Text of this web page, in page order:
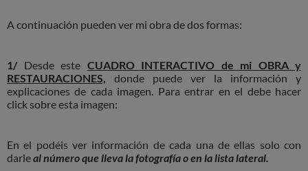
A continuación pueden ver mi obra de dos formas:
1/ Desde este CUADRO INTERACTIVO de mi OBRA y
RESTAURACIONES, donde puede ver la información y
explicaciones de cada imagen. Para entrar en el debe hacer
click sobre esta imagen:
En el podéis ver información de cada una de ellas solo con
darleal número que lleva la fotografía o en la lista lateral.